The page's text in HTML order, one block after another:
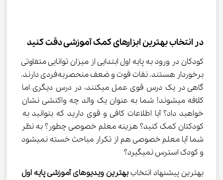
در انتخاب بهترین ابزارهای کمک آموزشی دقت کنید
کودکان در ورود به پایه اول ابتدایی از میزان توانایی متفاوتی
برخوردار هستند. نقات قوت و ضعف منحصربه‌فردی دارند.
گاهی در یک درس قوی عمل میکنند، در درس دیگری اما
کلافه میشوند! شما به عنوان یک والد چه واکنشی نشان
خواهید داد؟ آیا اطلاعات کافی و قوی دارید که بتوانید به
کودکتان کمک کنید؟ هزینه معلم خصوصی چطور؟ به نظر
شما آیا معلم خصوصی هم از تکرار مباحث خسته نمیشود
و کودک استرس نمیگیرد؟
بهترین پیشنهاد انتخاب بهترین ویدیوهای آموزشی پایه اول